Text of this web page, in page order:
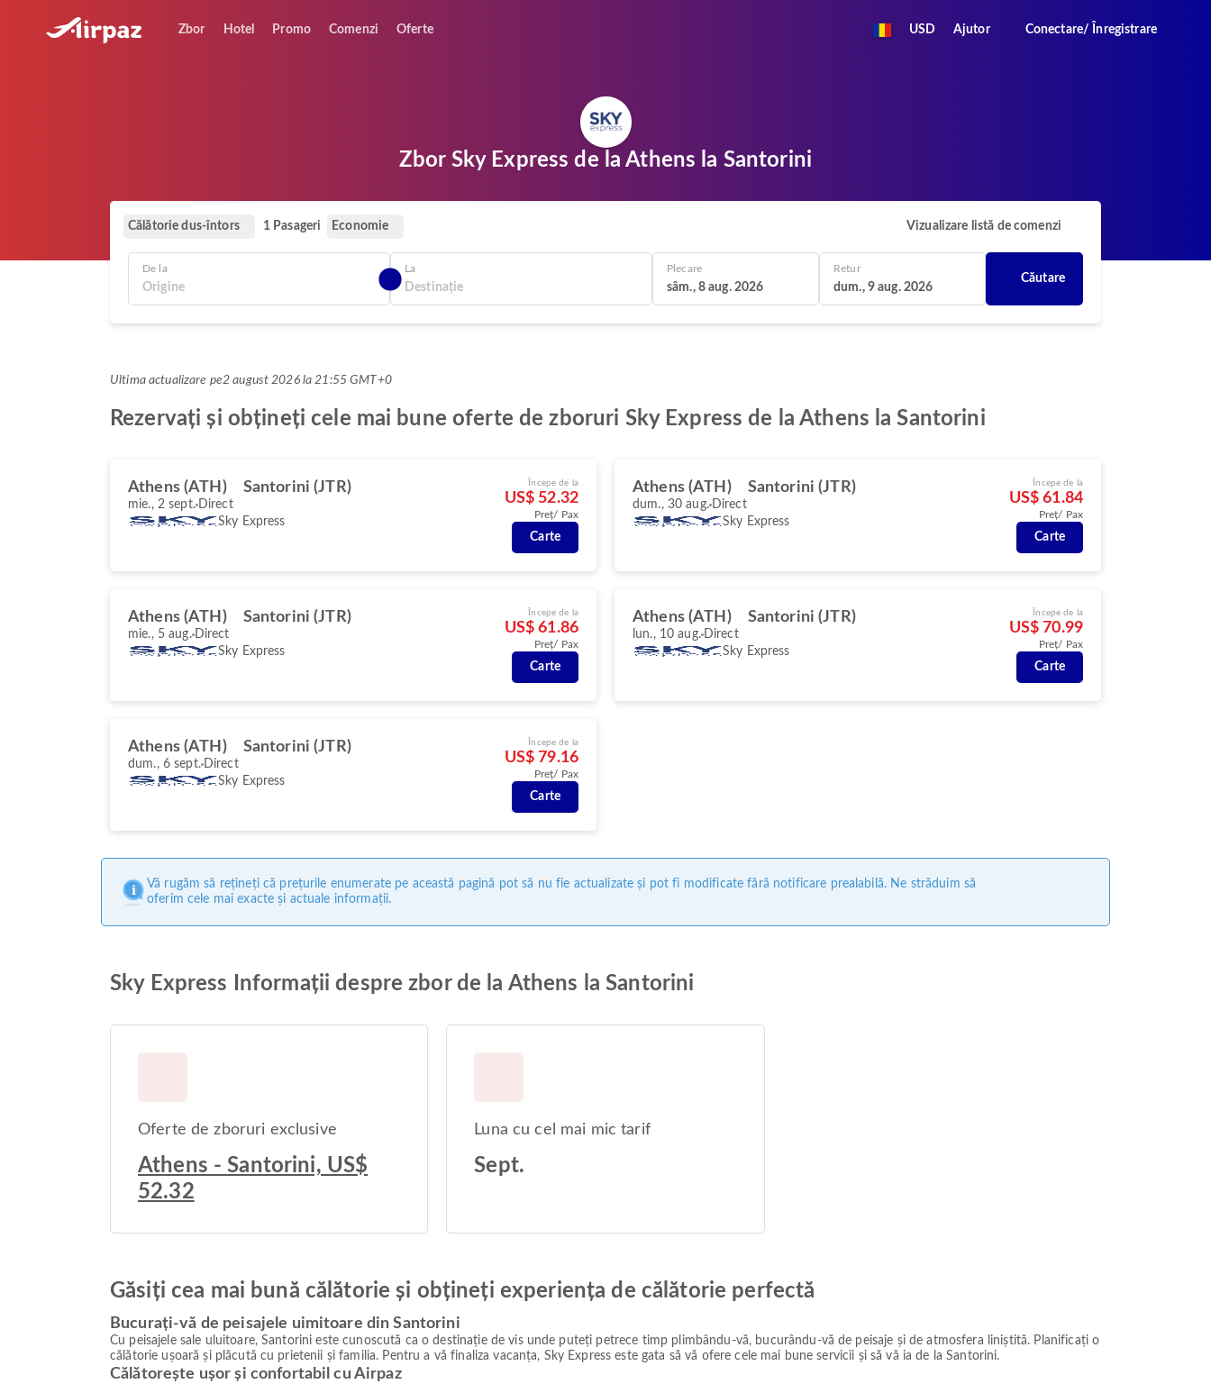
Zbor Hotel Promo Comenzi Oferte USD Ajutor Conectare/ Înregistrare
Zbor Sky Express de la Athens la Santorini
Călătorie dus-întors 1 Pasageri Economie Vizualizare listă de comenzi
De la La Plecare
sâm., 8 aug. 2026
Retur
dum., 9 aug. 2026
Căutare
Ultima actualizare pe2 august 2026 la 21:55 GMT+0
Rezervați și obțineți cele mai bune oferte de zboruri Sky Express de la Athens la Santorini
Athens (ATH) Santorini (JTR)
mie., 2 sept. Direct
Sky Express
Începe de la
US$ 52.32
Preț/ Pax
Carte
Athens (ATH) Santorini (JTR)
dum., 30 aug. Direct
Sky Express
Începe de la
US$ 61.84
Preț/ Pax
Carte
Athens (ATH) Santorini (JTR)
mie., 5 aug. Direct
Sky Express
Începe de la
US$ 61.86
Preț/ Pax
Carte
Athens (ATH) Santorini (JTR)
lun., 10 aug. Direct
Sky Express
Începe de la
US$ 70.99
Preț/ Pax
Carte
Athens (ATH) Santorini (JTR)
dum., 6 sept. Direct
Sky Express
Începe de la
US$ 79.16
Preț/ Pax
Carte
Vă rugăm să rețineți că prețurile enumerate pe această pagină pot să nu fie actualizate și pot fi modificate fără notificare prealabilă. Ne străduim să
oferim cele mai exacte și actuale informații.
Sky Express Informații despre zbor de la Athens la Santorini
Oferte de zboruri exclusive
Athens - Santorini, US$
52.32
Luna cu cel mai mic tarif
Sept.
Găsiți cea mai bună călătorie și obțineți experiența de călătorie perfectă
Bucurați-vă de peisajele uimitoare din Santorini
Cu peisajele sale uluitoare, Santorini este cunoscută ca o destinație de vis unde puteți petrece timp plimbându-vă, bucurându-vă de peisaje și de atmosfera liniștită. Planificați o
călătorie ușoară și plăcută cu prietenii și familia. Pentru a vă finaliza vacanța, Sky Express este gata să vă ofere cele mai bune servicii și să vă ia de la Santorini.
Călătorește ușor și confortabil cu Airpaz